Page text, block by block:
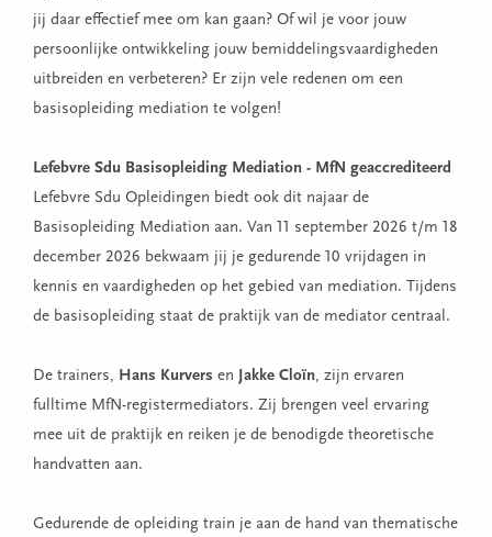
jij daar effectief mee om kan gaan? Of wil je voor jouw
persoonlijke ontwikkeling jouw bemiddelingsvaardigheden
uitbreiden en verbeteren? Er zijn vele redenen om een
basisopleiding mediation te volgen!
Lefebvre Sdu Basisopleiding Mediation - MfN geaccrediteerd
Lefebvre Sdu Opleidingen biedt ook dit najaar de
Basisopleiding Mediation aan. Van 11 september 2026 t/m 18
december 2026 bekwaam jij je gedurende 10 vrijdagen in
kennis en vaardigheden op het gebied van mediation. Tijdens
de basisopleiding staat de praktijk van de mediator centraal.
De trainers, Hans Kurvers en Jakke Cloïn, zijn ervaren
fulltime MfN-registermediators. Zij brengen veel ervaring
mee uit de praktijk en reiken je de benodigde theoretische
handvatten aan.
Gedurende de opleiding train je aan de hand van thematische